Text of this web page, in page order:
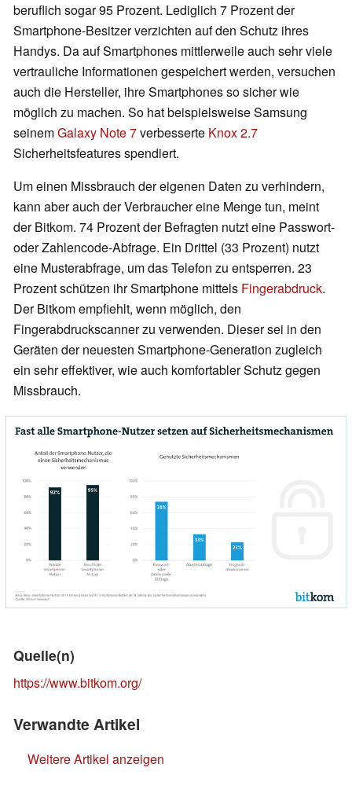
beruflich sogar 95 Prozent. Lediglich 7 Prozent der
Smartphone-Besitzer verzichten auf den Schutz ihres
Handys. Da auf Smartphones mittlerweile auch sehr viele
vertrauliche Informationen gespeichert werden, versuchen
auch die Hersteller, ihre Smartphones so sicher wie
möglich zu machen. So hat beispielsweise Samsung
seinemGalaxy Note 7verbesserte Knox 2.7
Sicherheitsfeatures spendiert.
Um einen Missbrauch der eigenen Daten zu verhindern,
kann aber auch der Verbraucher eine Menge tun, meint
der Bitkom. 74 Prozent der Befragten nutzt eine Passwort-
oder Zahlencode-Abfrage. Ein Drittel (33 Prozent) nutzt
eine Musterabfrage, um das Telefon zu entsperren. 23
Prozent schützen ihr Smartphone mittels Fingerabdruck.
Der Bitkom empfiehlt, wenn möglich, den
Fingerabdruckscanner zu verwenden. Dieser sei in den
Geräten der neuesten Smartphone-Generation zugleich
ein sehr effektiver, wie auch komfortabler Schutz gegen
Missbrauch.
Quelle(n)
https://www.bitkom.org/
Verwandte Artikel
Weitere Artikel anzeigen